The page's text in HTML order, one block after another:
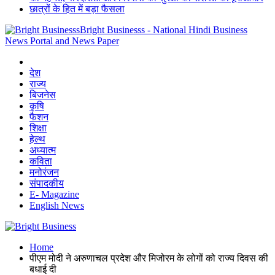
छात्रों के हित में बड़ा फैसला
Bright Businesss - National Hindi Business
News Portal and News Paper
देश
राज्य
बिजनेस
कृषि
फैशन
शिक्षा
हेल्थ
अध्यात्म
कविता
मनोरंजन
संपादकीय
E- Magazine
English News
Home
पीएम मोदी ने अरुणाचल प्रदेश और मिजोरम के लोगों को राज्य दिवस की
बधाई दी